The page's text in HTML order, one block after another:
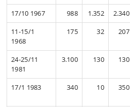
17/10 1967
988 1.352 2.340
11-15/1
1968
175 32 207
24-25/11
1981
3.100 130 130
17/1 1983
340 10 350